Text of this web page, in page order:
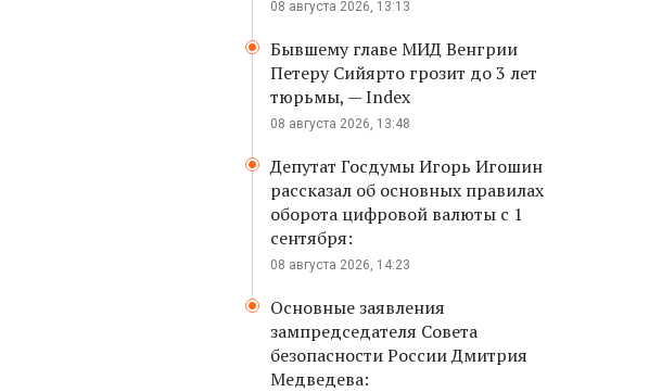
08 августа 2026, 13:13
Бывшему главе МИД Венгрии
Петеру Сийярто грозит до 3 лет
тюрьмы, — Index
08 августа 2026, 13:48
Депутат Госдумы Игорь Игошин
рассказал об основных правилах
оборота цифровой валюты с 1
сентября:
08 августа 2026, 14:23
Основные заявления
зампредседателя Совета
безопасности России Дмитрия
Медведева: